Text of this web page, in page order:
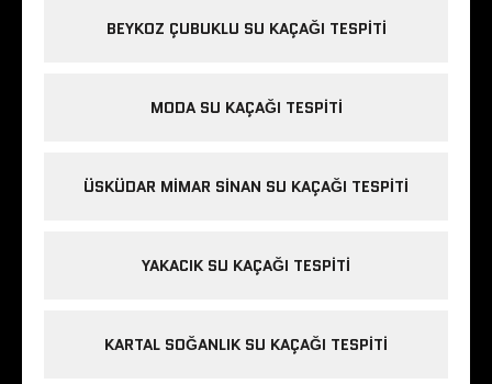
BEYKOZ ÇUBUKLU SU KAÇAĞI TESPITI
MODA SU KAÇAĞI TESPITI
ÜSKÜDAR MIMAR SINAN SU KAÇAĞI TESPITI
YAKACIK SU KAÇAĞI TESPITI
KARTAL SOĞANLIK SU KAÇAĞI TESPITI